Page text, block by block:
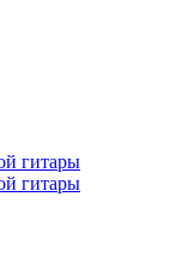
гитары
гитары